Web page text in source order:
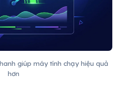
giúp máy tính chạy hiệu quả
hơn